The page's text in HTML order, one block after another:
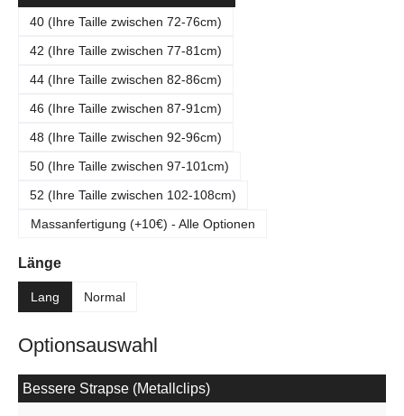
40 (Ihre Taille zwischen 72-76cm)
42 (Ihre Taille zwischen 77-81cm)
44 (Ihre Taille zwischen 82-86cm)
46 (Ihre Taille zwischen 87-91cm)
48 (Ihre Taille zwischen 92-96cm)
50 (Ihre Taille zwischen 97-101cm)
52 (Ihre Taille zwischen 102-108cm)
Massanfertigung (+10€) - Alle Optionen
Längeauswählen
Lang Normal
Optionsauswahl
Bessere Strapse (Metallclips)